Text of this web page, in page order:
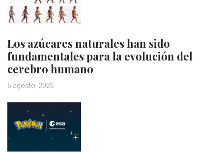
Los azúcares naturales han sido
fundamentales para la evolución del
cerebro humano
6 agosto, 2026